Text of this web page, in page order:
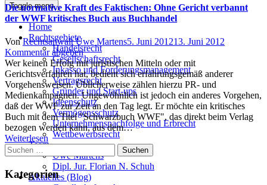
Toggle menu
Home
Rechtsgebiete
Handelsrecht
Gesellschaftsrecht
Inkasso und Forderungsmanagement
Vertragsrecht
Gründer und Start-ups
Ideenschutz
Vermögensschutz
Unternehmensnachfolge und Erbrecht
Wettbewerbsrecht
Team
Uwe Martens
Dipl. Jur. Florian N. Schuh
Aktuelles (Blog)
Die normative Kraft des Faktischen: Ohne Gericht verbannt
der WWF kritisches Buch aus Buchhandel
Author
VonRechtsanwalt Uwe MartensPosted
5. Juni 201213. Juni 2012
Kommentar abgeben
Wer keinen Erfolg mit juristischen Mitteln oder mit
Gerichtsverfahren hat, bedient sich erfahrungsgemäß anderer
Vorgehensweisen. Üblicherweise zählen hierzu PR- und
Medienkampagnen. Ungewöhnlich ist jedoch ein anderes Vorgehen,
daß der WWF zur Zeit an den Tag legt. Er möchte ein kritisches
Buch mit dem Titel "Schwarzbuch WWF", das direkt beim Verlag
bezogen werden kann, aus dem…
Weiterlesen
Suchen
nach:
Kategorien